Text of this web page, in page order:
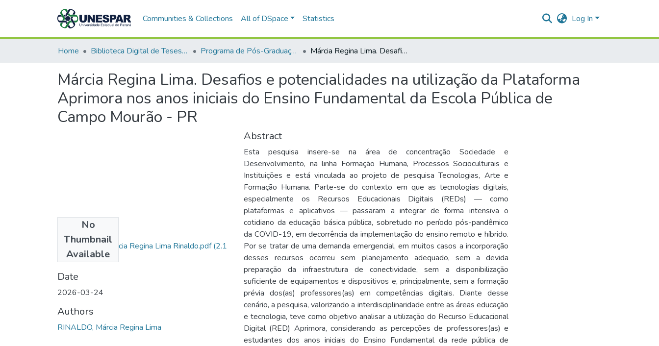
Communities & Collections All of DSpace Statistics Log In
Home Biblioteca Digital de Teses e Dissertações da UNESPAR Programa de Pós-Graduação Sociedade e Desenvolvimento - PPGSED Márcia Regina Lima. Desafios e potencialidades na utilização da Plataforma Aprimora nos anos iniciais do Ensino Fundamental da Escola Pública de Campo Mourão - PR
Márcia Regina Lima. Desafios e potencialidades na utilização da Plataforma
Aprimora nos anos iniciais do Ensino Fundamental da Escola Pública de
Campo Mourão - PR
No
Thumbnail
Available
Dissertação - Márcia Regina Lima Rinaldo.pdf(2.1
MB)
Date
2026-03-24
Authors
RINALDO, Márcia Regina Lima
Abstract
Esta pesquisa insere-se na área de concentração Sociedade e
Desenvolvimento, na linha Formação Humana, Processos Socioculturais e
Instituições e está vinculada ao projeto de pesquisa Tecnologias, Arte e
Formação Humana. Parte-se do contexto em que as tecnologias digitais,
especialmente os Recursos Educacionais Digitais (REDs) — como
plataformas e aplicativos — passaram a integrar de forma intensiva o
cotidiano da educação básica pública, sobretudo no período pós-pandêmico
da COVID-19, em decorrência da implementação do ensino remoto e híbrido.
Por se tratar de uma demanda emergencial, em muitos casos a incorporação
desses recursos ocorreu sem planejamento adequado, sem a devida
preparação da infraestrutura de conectividade, sem a disponibilização
suficiente de equipamentos e dispositivos e, principalmente, sem a formação
prévia dos(as) professores(as) em competências digitais. Diante desse
cenário, a pesquisa, valorizando a interdisciplinaridade entre as áreas educação
e tecnologia, teve como objetivo analisar a utilização do Recurso Educacional
Digital (RED) Aprimora, considerando as percepções de professores(as) e
estudantes dos anos iniciais do Ensino Fundamental da rede pública de